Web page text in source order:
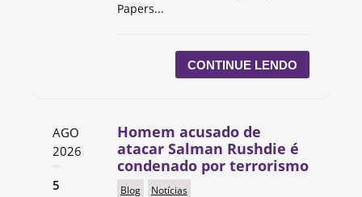
Papers...
CONTINUE LENDO
AGO
2026
5
Homem acusado de
atacar Salman Rushdie é
condenado por terrorismo
Blog Notícias